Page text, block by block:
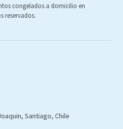
congelados a domicilio en
reservados.
Santiago, Chile